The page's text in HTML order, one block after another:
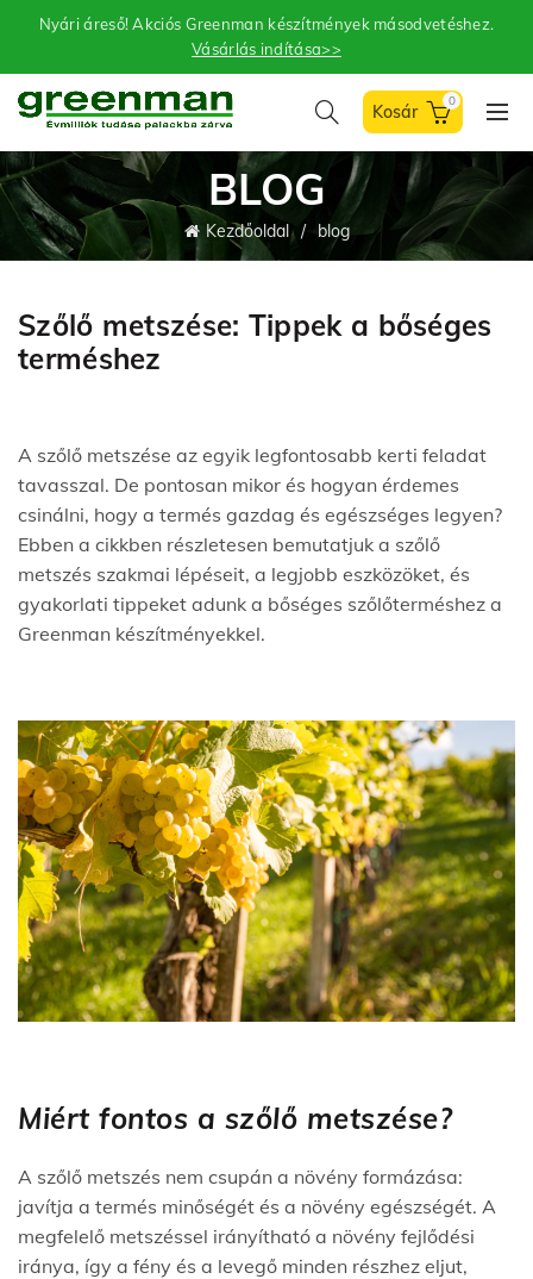
Nyári áreső! Akciós Greenman készítmények másodvetéshez.
Vásárlás indítása>>
0
BLOG
Kezdőoldal blog
Szőlő metszése: Tippek a bőséges
terméshez
A szőlő metszése az egyik legfontosabb kerti feladat
tavasszal. De pontosan mikor és hogyan érdemes
csinálni, hogy a termés gazdag és egészséges legyen?
Ebben a cikkben részletesen bemutatjuk a szőlő
metszés szakmai lépéseit, a legjobb eszközöket, és
gyakorlati tippeket adunk a bőséges szőlőterméshez a
Greenman készítményekkel.
Miért fontos a szőlő metszése?
A szőlő metszés nem csupán a növény formázása:
javítja a termés minőségét és a növény egészségét. A
megfelelő metszéssel irányítható a növény fejlődési
iránya, így a fény és a levegő minden részhez eljut,